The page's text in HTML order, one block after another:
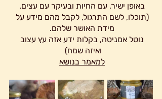
באופן ישיר, עם החיות ובעיקר עם עצים.
(תוכלו, לשם התרגול, לקבל מהם מידע על
מידת האושר שלהם.
נוטל אמניטה, בקלות ידע אזה עץ עצוב
ואיזה שמח)
למאמר בנושא